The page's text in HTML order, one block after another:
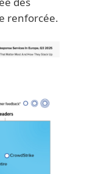
renforcée.